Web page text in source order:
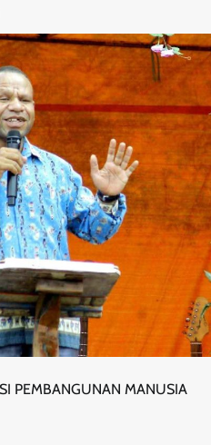
PEMBANGUNAN MANUSIA